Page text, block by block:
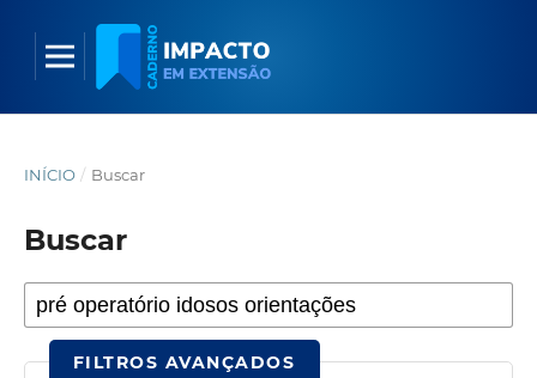
INÍCIO / Buscar
Buscar
FILTROS AVANÇADOS